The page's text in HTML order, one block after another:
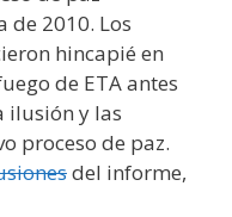
de 2010. Los
hincapié en
de ETA antes
ilusión y las
proceso de paz.
del informe,